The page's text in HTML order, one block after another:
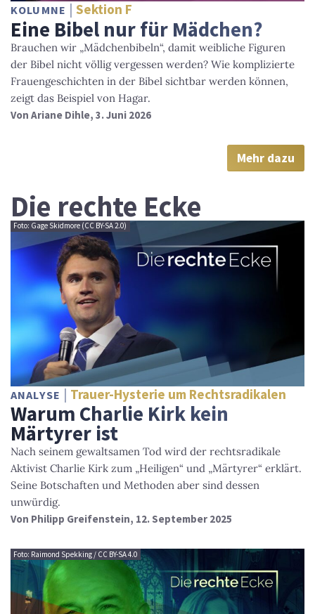
KOLUMNE Sektion F
Eine Bibel nur für Mädchen?
Brauchen wir „Mädchenbibeln“, damit weibliche Figuren
der Bibel nicht völlig vergessen werden? Wie komplizierte
Frauengeschichten in der Bibel sichtbar werden können,
zeigt das Beispiel von Hagar.
Von Ariane Dihle, 3. Juni 2026
Mehr dazu
Die rechte Ecke
Foto: Gage Skidmore (CC BY-SA 2.0)
ANALYSE Trauer-Hysterie um Rechtsradikalen
Warum Charlie Kirk kein
Märtyrer ist
Nach seinem gewaltsamen Tod wird der rechtsradikale
Aktivist Charlie Kirk zum „Heiligen“ und „Märtyrer“ erklärt.
Seine Botschaften und Methoden aber sind dessen
unwürdig.
Von Philipp Greifenstein, 12. September 2025
Foto: Raimond Spekking / CC BY-SA 4.0